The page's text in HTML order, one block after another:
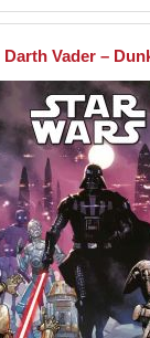
Darth Vader –